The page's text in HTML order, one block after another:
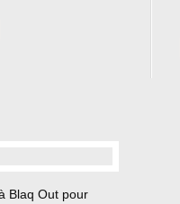
Je veux
veux pas que mon
Blaq Out pour